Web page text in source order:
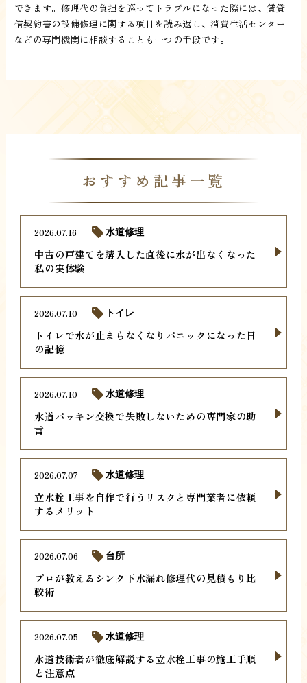
できます。修理代の負担を巡ってトラブルになった際には、賃貸
借契約書の設備修理に関する項目を読み返し、消費生活センター
などの専門機関に相談することも一つの手段です。
おすすめ記事一覧
中古の戸建てを購入した直後に水が出なくなった
私の実体験
2026.07.16 水道修理
トイレで水が止まらなくなりパニックになった日
の記憶
2026.07.10 トイレ
水道パッキン交換で失敗しないための専門家の助
言
2026.07.10 水道修理
立水栓工事を自作で行うリスクと専門業者に依頼
するメリット
2026.07.07 水道修理
プロが教えるシンク下水漏れ修理代の見積もり比
較術
2026.07.06 台所
水道技術者が徹底解説する立水栓工事の施工手順
と注意点
2026.07.05 水道修理